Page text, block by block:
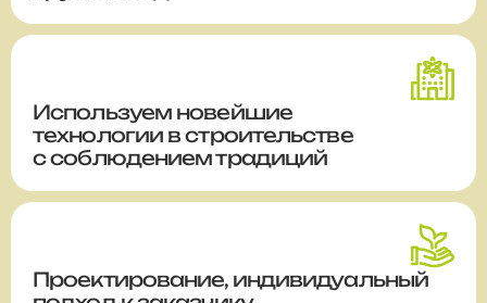
Используем новейшие
технологии в строительстве
с соблюдением традиций
Проектирование, индивидуальный